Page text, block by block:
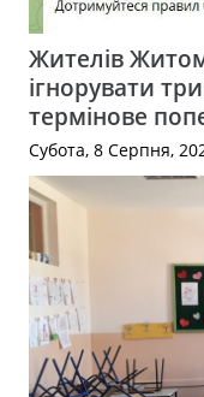
Жителів
ігнорувати
термінове
Субота, 8 Серпня,